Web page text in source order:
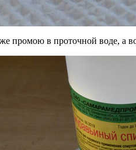
промою в проточной воде, а